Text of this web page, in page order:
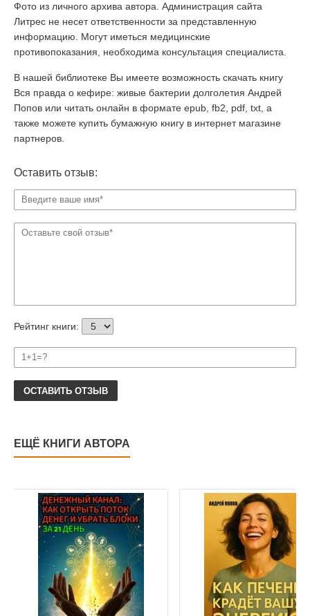
Фото из личного архива автора. Администрация сайта
Литрес не несет ответственности за представленную
информацию. Могут иметься медицинские
противопоказания, необходима консультация специалиста.
В нашей библиотеке Вы имеете возможность скачать книгу
Вся правда о кефире: живые бактерии долголетия Андрей
Попов или читать онлайн в формате epub, fb2, pdf, txt, а
также можете купить бумажную книгу в интернет магазине
партнеров.
Оставить отзыв:
Рейтинг книги:
ОСТАВИТЬ ОТЗЫВ
ЕЩЁ КНИГИ АВТОРА